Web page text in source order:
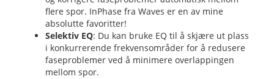
flere spor. InPhase fra Waves er en av mine
absolutte favoritter!
Selektiv EQ: Du kan bruke EQ til å skjære ut plass
i konkurrerende frekvensområder for å redusere
faseproblemer ved å minimere overlappingen
mellom spor.